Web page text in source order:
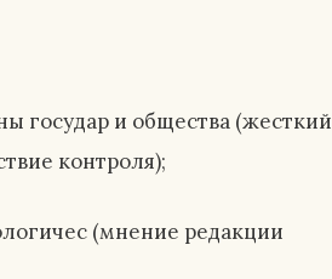
государ и общества (жесткий
контроля);
(мнение редакции